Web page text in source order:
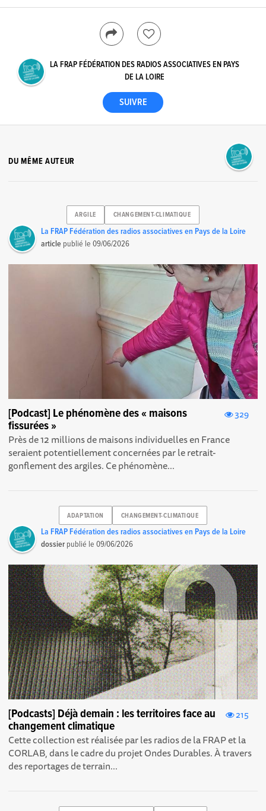
LA FRAP FÉDÉRATION DES RADIOS ASSOCIATIVES EN PAYS
DE LA LOIRE
DU MÊME AUTEUR
ARGILE CHANGEMENT-CLIMATIQUE
La FRAP Fédération des radios associatives en Pays de la Loire
article publié le09/06/2026
329
[Podcast] Le phénomène des « maisons
fissurées »
Près de 12 millions de maisons individuelles en France
seraient potentiellement concernées par le retrait-
gonflement des argiles. Ce phénomène...
ADAPTATION CHANGEMENT-CLIMATIQUE
La FRAP Fédération des radios associatives en Pays de la Loire
dossier publié le09/06/2026
215
[Podcasts] Déjà demain : les territoires face au
changement climatique
Cette collection est réalisée par les radios de la FRAP et la
CORLAB, dans le cadre du projet Ondes Durables. À travers
des reportages de terrain...